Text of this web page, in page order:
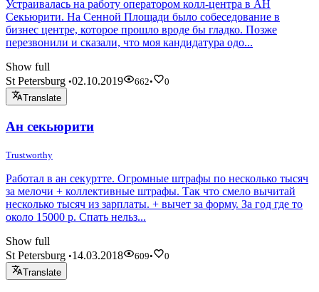
Устраивалась на работу оператором колл-центра в АН
Секьюрити. На Сенной Площади было собеседование в
бизнес центре, которое прошло вроде бы гладко. Позже
перезвонили и сказали, что моя кандидатура одо...
Show full
St Petersburg •02.10.2019 662•
0
Translate
Ан секьюрити
Trustworthy
Работал в ан секуртте. Огромные штрафы по несколько тысяч
за мелочи + коллективные штрафы. Так что смело вычитай
несколько тысяч из зарплаты. + вычет за форму. За год где то
около 15000 р. Спать нельз...
Show full
St Petersburg •14.03.2018 609•
0
Translate